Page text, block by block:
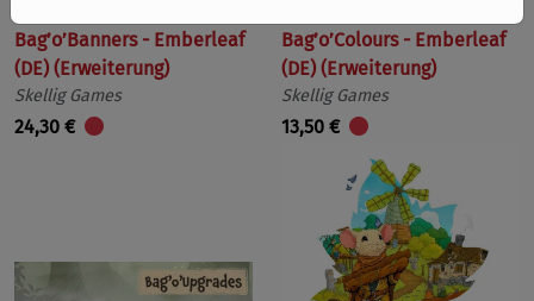
Bag’o’Banners - Emberleaf
(DE) (Erweiterung)
Skellig Games
24,30 €
Bag’o’Colours - Emberleaf
(DE) (Erweiterung)
Skellig Games
13,50 €